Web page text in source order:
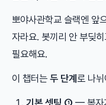
뽀야사관학교 슬랙엔 앞
자라요. 봇끼리 안 부딪
필요해요.
이 챕터는 두 단계 로 나
기본 셋팅 ① — 복자